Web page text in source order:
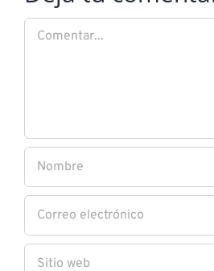
Comentar